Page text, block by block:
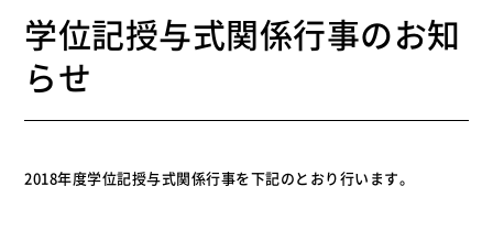
女
大
学位記授与式関係行事のお知
らせ
2018年度学位記授与式関係行事を下記のとおり行います。